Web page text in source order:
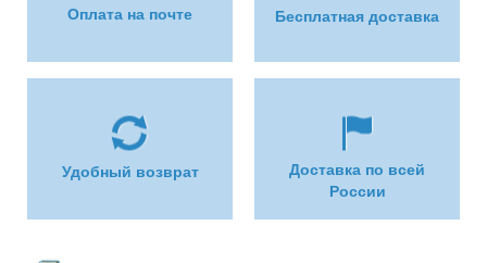
Оплата на почте Бесплатная доставка
Удобный возврат
Доставка по всей
России